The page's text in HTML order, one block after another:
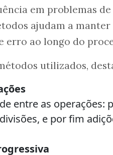
em problemas de
ajudam a
erro ao longo do
utilizados,
entre as operações:
e por fim